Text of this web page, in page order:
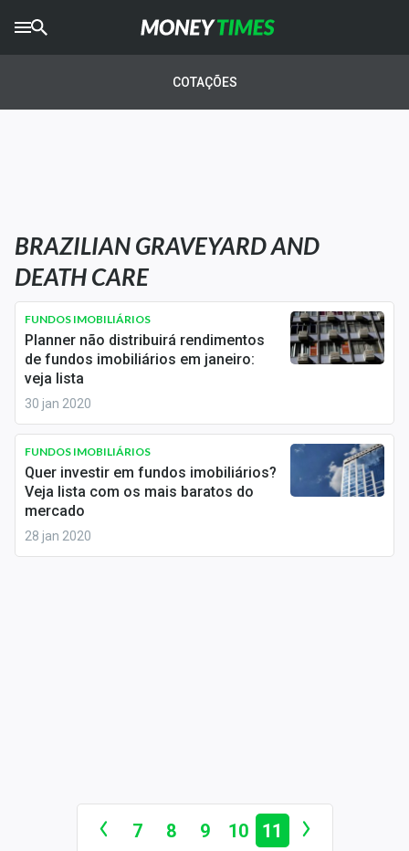
AGROTIMES
Newsletters
Money Trader
Anuncie
Últimas Notícias
Newsletters
Comprar ou vender?
Carteiras Recomendadas
COTAÇÕES
BRAZILIAN GRAVEYARD AND
DEATH CARE
FUNDOS IMOBILIÁRIOS
Planner não distribuirá rendimentos
de fundos imobiliários em janeiro:
veja lista
30 jan 2020
FUNDOS IMOBILIÁRIOS
Quer investir em fundos imobiliários?
Veja lista com os mais baratos do
mercado
28 jan 2020
7 8 9 10 11